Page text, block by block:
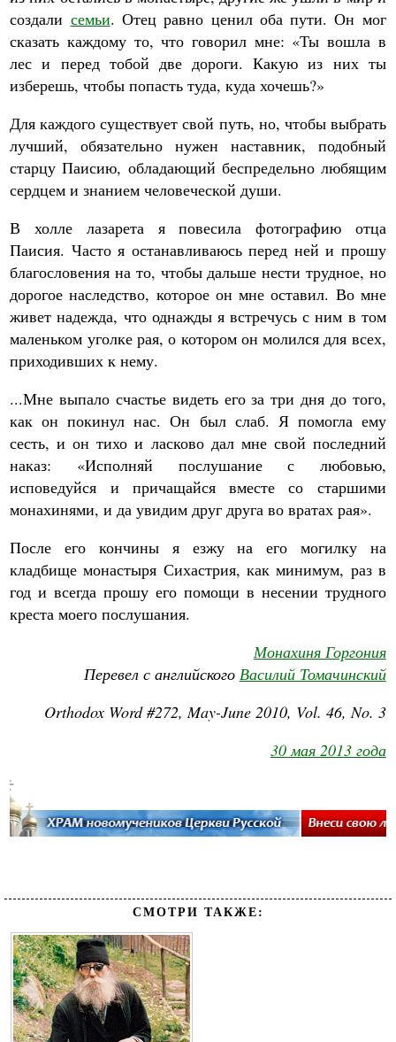
создали семьи. Отец равно ценил оба пути. Он мог
сказать каждому то, что говорил мне: «Ты вошла в
лес и перед тобой две дороги. Какую из них ты
изберешь, чтобы попасть туда, куда хочешь?»
Для каждого существует свой путь, но, чтобы выбрать
лучший, обязательно нужен наставник, подобный
старцу Паисию, обладающий беспредельно любящим
сердцем и знанием человеческой души.
В холле лазарета я повесила фотографию отца
Паисия. Часто я останавливаюсь перед ней и прошу
благословения на то, чтобы дальше нести трудное, но
дорогое наследство, которое он мне оставил. Во мне
живет надежда, что однажды я встречусь с ним в том
маленьком уголке рая, о котором он молился для всех,
приходивших к нему.
...Мне выпало счастье видеть его за три дня до того,
как он покинул нас. Он был слаб. Я помогла ему
сесть, и он тихо и ласково дал мне свой последний
наказ: «Исполняй послушание с любовью,
исповедуйся и причащайся вместе со старшими
монахинями, и да увидим друг друга во вратах рая».
После его кончины я езжу на его могилку на
кладбище монастыря Сихастрия, как минимум, раз в
год и всегда прошу его помощи в несении трудного
креста моего послушания.
Монахиня Горгония
Перевел с английского Василий Томачинский
Orthodox Word #272, May-June 2010, Vol. 46, No. 3
30 мая 2013 года
СМОТРИ ТАКЖЕ: